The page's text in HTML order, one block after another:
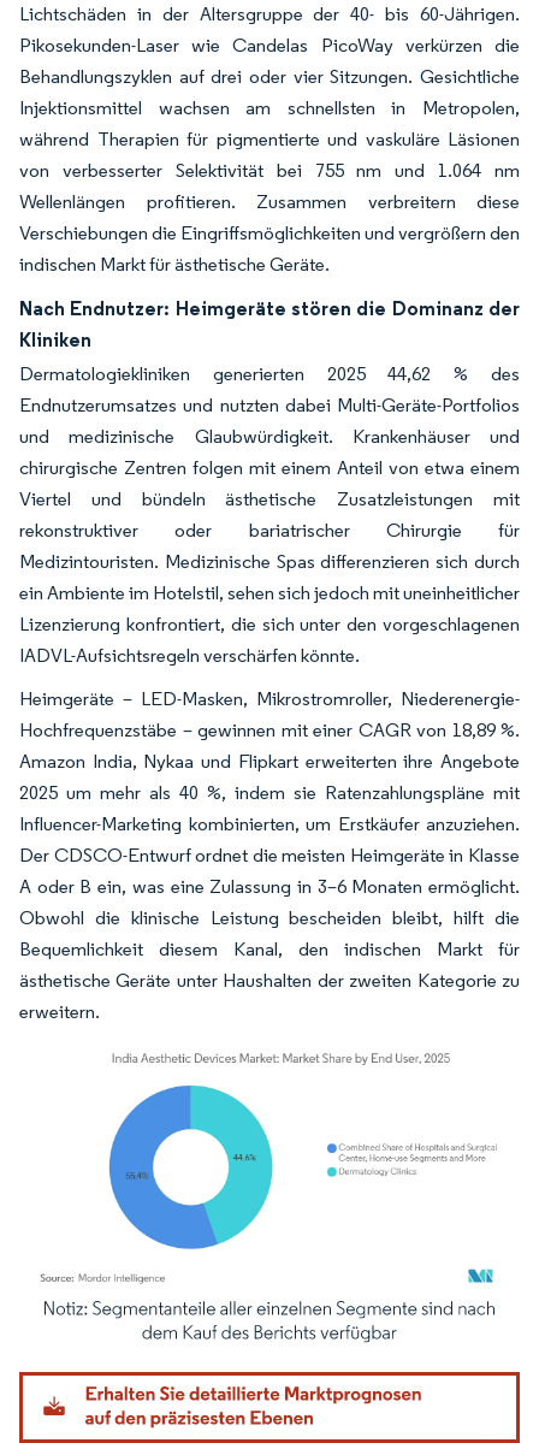
Lichtschäden in der Altersgruppe der 40- bis 60-Jährigen.
Pikosekunden-Laser wie Candelas PicoWay verkürzen die
Behandlungszyklen auf drei oder vier Sitzungen. Gesichtliche
Injektionsmittel wachsen am schnellsten in Metropolen,
während Therapien für pigmentierte und vaskuläre Läsionen
von verbesserter Selektivität bei 755 nm und 1.064 nm
Wellenlängen profitieren. Zusammen verbreitern diese
Verschiebungen die Eingriffsmöglichkeiten und vergrößern den
indischen Markt für ästhetische Geräte.
Nach Endnutzer: Heimgeräte stören die Dominanz der
Kliniken
Dermatologiekliniken generierten 2025 44,62 % des
Endnutzerumsatzes und nutzten dabei Multi-Geräte-Portfolios
und medizinische Glaubwürdigkeit. Krankenhäuser und
chirurgische Zentren folgen mit einem Anteil von etwa einem
Viertel und bündeln ästhetische Zusatzleistungen mit
rekonstruktiver oder bariatrischer Chirurgie für
Medizintouristen. Medizinische Spas differenzieren sich durch
ein Ambiente im Hotelstil, sehen sich jedoch mit uneinheitlicher
Lizenzierung konfrontiert, die sich unter den vorgeschlagenen
IADVL-Aufsichtsregeln verschärfen könnte.
Heimgeräte – LED-Masken, Mikrostromroller, Niederenergie-
Hochfrequenzstäbe – gewinnen mit einer CAGR von 18,89 %.
Amazon India, Nykaa und Flipkart erweiterten ihre Angebote
2025 um mehr als 40 %, indem sie Ratenzahlungspläne mit
Influencer-Marketing kombinierten, um Erstkäufer anzuziehen.
Der CDSCO-Entwurf ordnet die meisten Heimgeräte in Klasse
A oder B ein, was eine Zulassung in 3–6 Monaten ermöglicht.
Obwohl die klinische Leistung bescheiden bleibt, hilft die
Bequemlichkeit diesem Kanal, den indischen Markt für
ästhetische Geräte unter Haushalten der zweiten Kategorie zu
erweitern.
Bild © Mordor Intelligence. Wiederverwendung erfordert Namensnennung